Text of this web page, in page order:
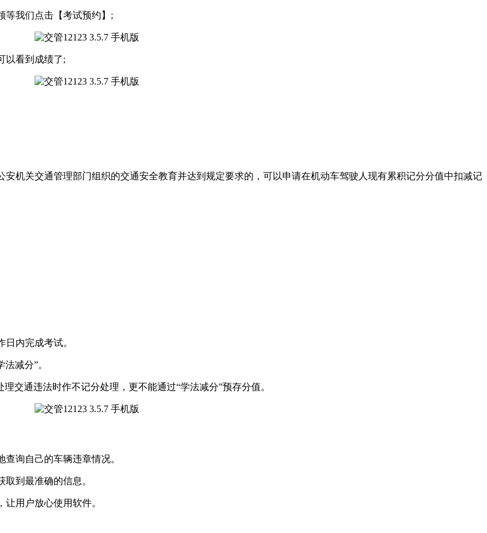
等我们点击【考试预约】;
以看到成绩了;
机关交通管理部门组织的交通安全教育并达到规定要求的，可以申请在机动车驾驶人现有累积记分分值中扣减记
内完成考试。
减分”。
交通违法时作不记分处理，更不能通过“学法减分”预存分值。
询自己的车辆违章情况。
到最准确的信息。
用户放心使用软件。